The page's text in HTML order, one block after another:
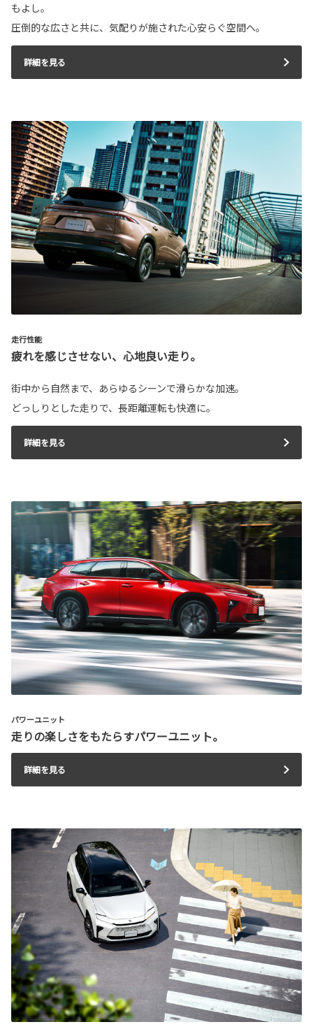
もよし。
圧倒的な広さと共に、気配りが施された心安らぐ空間へ。
詳細を見る
走行性能
疲れを感じさせない、心地良い走り。
街中から自然まで、あらゆるシーンで滑らかな加速。
どっしりとした走りで、長距離運転も快適に。
詳細を見る
パワーユニット
走りの楽しさをもたらすパワーユニット。
詳細を見る